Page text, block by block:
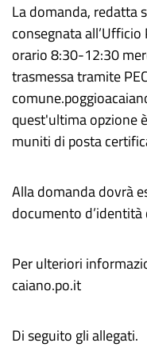
La domanda, redatta
consegnata
orario 8:30-12:30
trasmessa tramite
quest'ultima opzione
muniti di posta
Alla domanda dovrà
documento
Per ulteriori
caiano.po.it
Di seguito gli allegati.